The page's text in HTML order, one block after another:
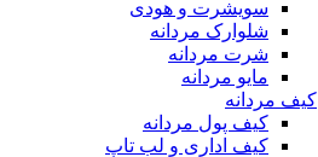
سویشرت و هودی
شلوارک مردانه
شرت مردانه
مایو مردانه
کیف مردانه
کیف پول مردانه
کیف اداری و لب تاپ